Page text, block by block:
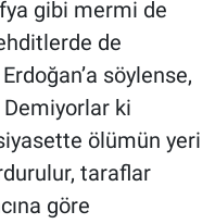
gibi mermi de
de
söylense,
ki
ölümün yeri
taraflar
göre